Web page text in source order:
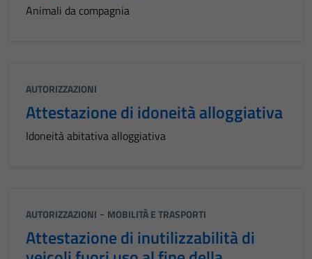
Animali da compagnia
AUTORIZZAZIONI
Attestazione di idoneità alloggiativa
Idoneità abitativa alloggiativa
AUTORIZZAZIONI - MOBILITÀ E TRASPORTI
Attestazione di inutilizzabilità di